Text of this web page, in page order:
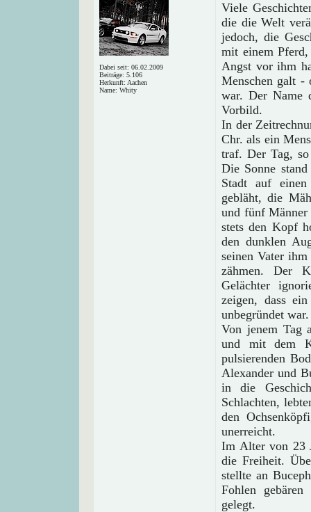
Dabei seit: 06.02.2009
Beiträge: 5.106
Herkunft: Aachen
Name: Whity
Viele
die die Welt
jedoch, die
mit einem Pferd,
Angst vor ihm
Menschen galt -
war. Der Name
Vorbild.
In der
Chr. als ein
traf. Der Tag,
Die Sonne
Stadt auf
gebläht, die
und fünf Männer
stets den Kopf
den dunklen
seinen Vater
zähmen. Der
Gelächter
zeigen, dass
unbegründet war.
Von jenem Tag
und mit dem
pulsierenden
Alexander und
in die
Schlachten,
den
unerreicht.
Im Alter von 23
die Freiheit.
stellte an
Fohlen
gelegt.